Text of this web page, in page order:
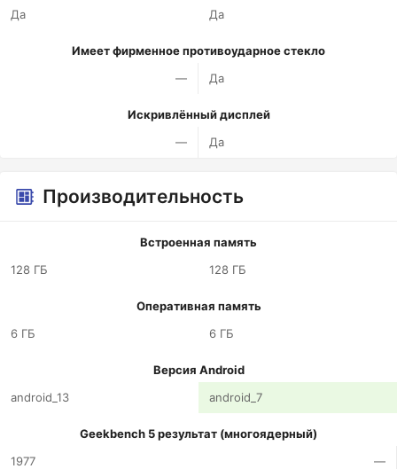
Да Да
Имеет фирменное противоударное стекло
—
Да
Искривлённый дисплей
—
Да
Производительность
Встроенная память
128 ГБ
128 ГБ
Оперативная память
6 ГБ
6 ГБ
Версия Android
android_13
android_7
Geekbench 5 результат (многоядерный)
1977
—